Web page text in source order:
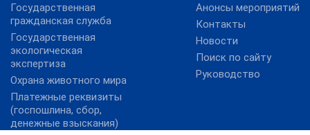
Государственная
гражданская служба
Государственная
экологическая
экспертиза
Охрана животного мира
Платежные реквизиты
(госпошлина, сбор,
денежные взыскания)
Анонсы мероприятий
Контакты
Новости
Поиск по сайту
Руководство